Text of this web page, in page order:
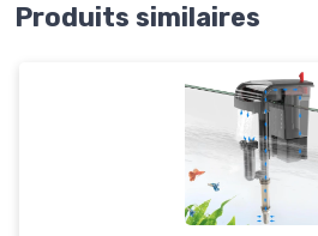
Produits similaires